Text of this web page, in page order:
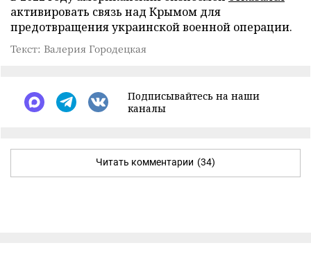
активировать связь над Крымом для
предотвращения украинской военной операции.
Текст: Валерия Городецкая
Подписывайтесь на наши
каналы
Читать комментарии (34)